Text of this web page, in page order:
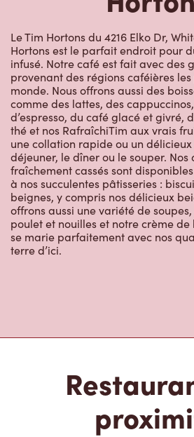
Le Tim Hortons du 4216 Elko Dr,
Hortons est le parfait endroit pour
infusé. Notre café est fait avec des
provenant des régions caféières
monde. Nous offrons aussi des
comme des lattes, des
d’espresso, du café glacé et givré,
thé et nos RafraîchiTim aux vrais
une collation rapide ou un
déjeuner, le dîner ou le souper. Nos
fraîchement cassés sont disponibles
à nos succulentes pâtisseries :
beignes, y compris nos délicieux
offrons aussi une variété de
poulet et nouilles et notre crème
se marie parfaitement avec nos
terre d’ici.